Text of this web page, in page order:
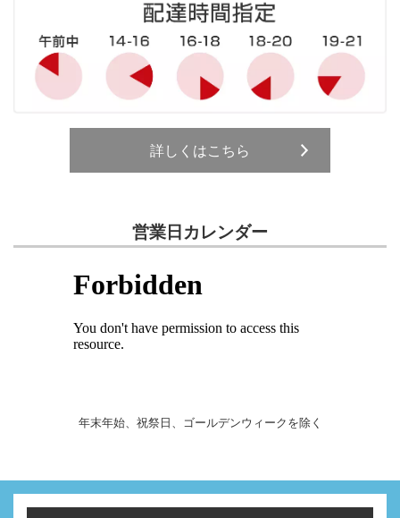
詳しくはこちら
営業日カレンダー
年末年始、祝祭日、ゴールデンウィークを除く